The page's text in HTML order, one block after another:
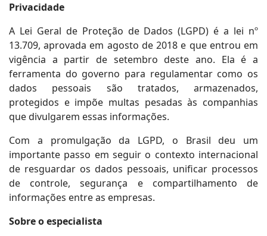
Privacidade
A Lei Geral de Proteção de Dados (LGPD) é a lei nº
13.709, aprovada em agosto de 2018 e que entrou em
vigência a partir de setembro deste ano. Ela é a
ferramenta do governo para regulamentar como os
dados pessoais são tratados, armazenados,
protegidos e impõe multas pesadas às companhias
que divulgarem essas informações.
Com a promulgação da LGPD, o Brasil deu um
importante passo em seguir o contexto internacional
de resguardar os dados pessoais, unificar processos
de controle, segurança e compartilhamento de
informações entre as empresas.
Sobre o especialista